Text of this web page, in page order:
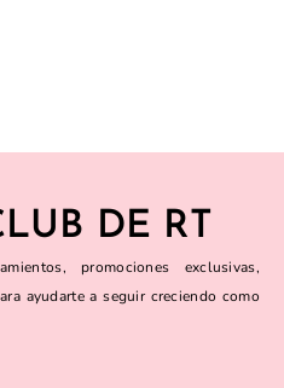
DE RT
promociones exclusivas,
ayudarte a seguir creciendo como